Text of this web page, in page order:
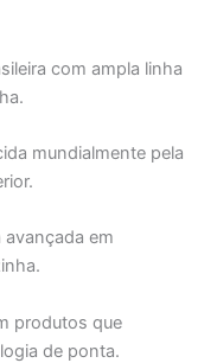
com ampla linha
mundialmente pela
em
produtos que
de ponta.